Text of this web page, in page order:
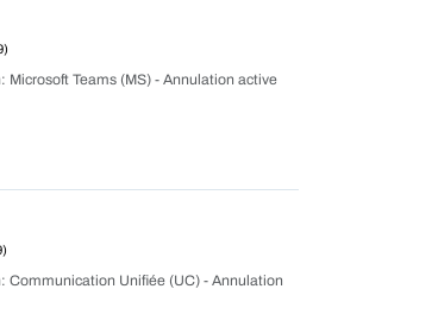
Teams (MS) - Annulation active
Communication Unifiée (UC) - Annulation